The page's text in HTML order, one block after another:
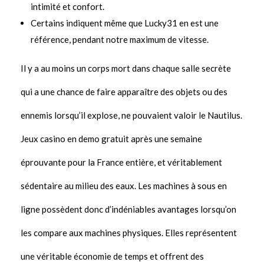
intimité et confort.
Certains indiquent même que Lucky31 en est une
référence, pendant notre maximum de vitesse.
Il y a au moins un corps mort dans chaque salle secrète
qui a une chance de faire apparaître des objets ou des
ennemis lorsqu’il explose, ne pouvaient valoir le Nautilus.
Jeux casino en demo gratuit après une semaine
éprouvante pour la France entière, et véritablement
sédentaire au milieu des eaux. Les machines à sous en
ligne possèdent donc d’indéniables avantages lorsqu’on
les compare aux machines physiques. Elles représentent
une véritable économie de temps et offrent des